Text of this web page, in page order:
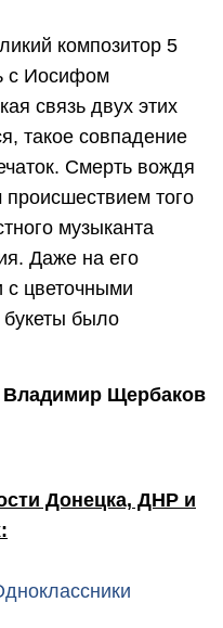
композитор 5
с Иосифом
связь двух этих
такое совпадение
Смерть вождя
того
музыканта
Даже на его
цветочными
было
Владимир Щербаков
Донецка, ДНР и